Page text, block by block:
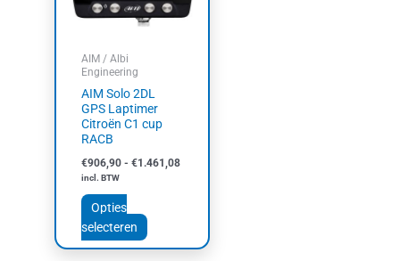
AIM / Albi
Engineering
AIM Solo 2DL
GPS Laptimer
Citroën C1 cup
RACB
€906,90 - €1.461,08
incl. BTW
Opties
selecteren
Deze
optie
worden
op
de